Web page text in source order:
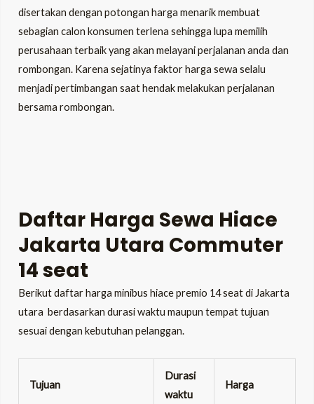
disertakan dengan potongan harga menarik membuat
sebagian calon konsumen terlena sehingga lupa memilih
perusahaan terbaik yang akan melayani perjalanan anda dan
rombongan. Karena sejatinya faktor harga sewa selalu
menjadi pertimbangan saat hendak melakukan perjalanan
bersama rombongan.
Daftar Harga Sewa Hiace
Jakarta Utara Commuter
14 seat
Berikut daftar harga minibus hiace premio 14 seat di Jakarta
utara berdasarkan durasi waktu maupun tempat tujuan
sesuai dengan kebutuhan pelanggan.
Tujuan
Durasi
waktu
Harga